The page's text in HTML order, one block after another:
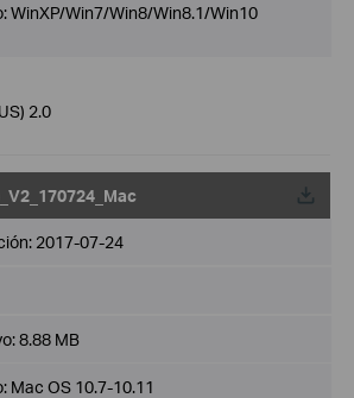
WinXP/Win7/Win8/Win8.1/Win10
2.0
2017-07-24
8.88 MB
Mac OS 10.7-10.11